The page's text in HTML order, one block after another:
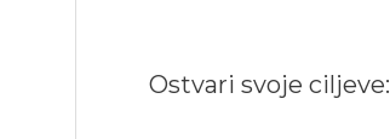
Ostvari svoje ciljeve: